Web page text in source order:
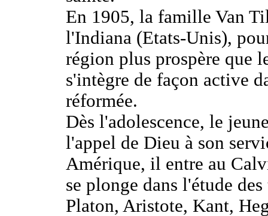
En 1905, la famille Van
l'Indiana (Etats-Unis),
région plus prospère que
s'intègre de façon active
réformée.
Dès l'adolescence, le
l'appel de Dieu à son
Amérique, il entre au
se plonge dans l'étude
Platon, Aristote, Kant,